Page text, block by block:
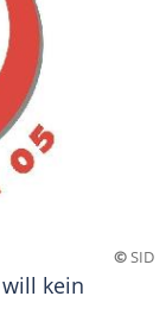
©SID
kein